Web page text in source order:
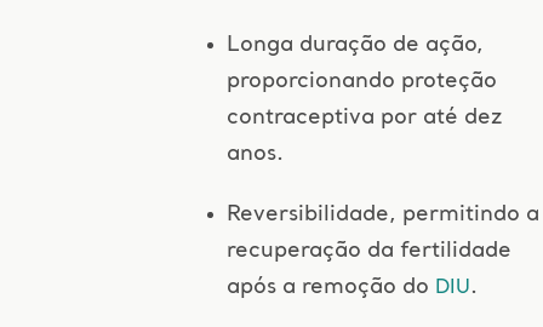
Longa duração de ação,
proporcionando proteção
contraceptiva por até dez
anos.
Reversibilidade, permitindo a
recuperação da fertilidade
após a remoção do DIU.